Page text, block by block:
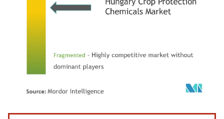
Bild © Mordor Intelligence. Wiederverwendung erfordert Namensnennung gemäß